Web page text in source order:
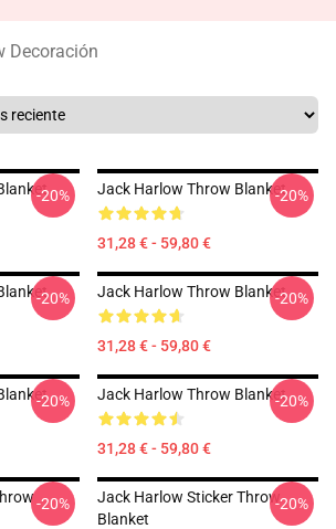
Decoración
-20% Jack Harlow Throw Blanket
31,28 € - 59,80 €
-20%
-20% Jack Harlow Throw Blanket
31,28 € - 59,80 €
-20%
-20% Jack Harlow Throw Blanket
31,28 € - 59,80 €
-20%
-20%
Jack Harlow Sticker Throw
Blanket
-20%